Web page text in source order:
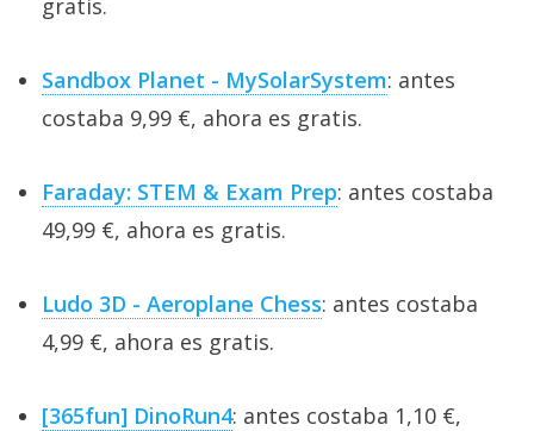
Sandbox Planet - MySolarSystem: antes
costaba 9,99 €, ahora es gratis.
Faraday: STEM & Exam Prep: antes costaba
49,99 €, ahora es gratis.
Ludo 3D - Aeroplane Chess: antes costaba
4,99 €, ahora es gratis.
[365fun] DinoRun4: antes costaba 1,10 €,